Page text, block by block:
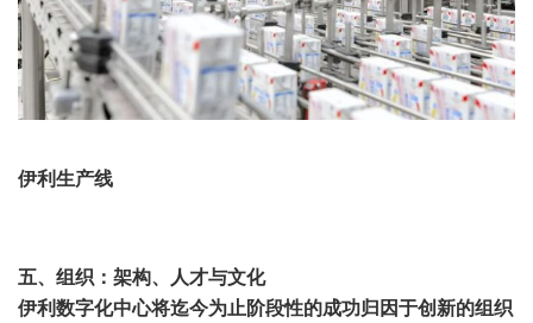
伊利生产线
五、组织：架构、人才与文化
伊利数字化中心将迄今为止阶段性的成功归因于创新的组织